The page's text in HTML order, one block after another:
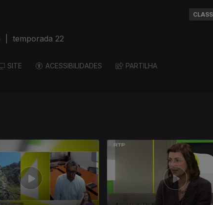
temporada 22
SITE ACESSIBILIDADES PARTILHA